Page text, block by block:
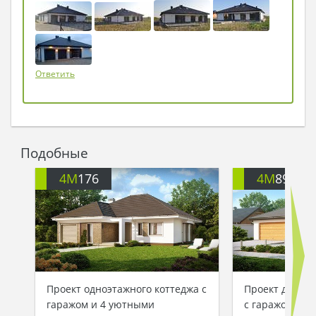
подмигнут садовые фонари, которые целый
день собирали солнышко, чтобы ночью наш
дом стал еще красивее…
Они переглянулись, не сговариваясь покинули
качелю и поехали в город, чтобы не
Ответить
Подобные
4M176
Проект одноэтажного коттеджа с
гаражом и 4 уютными
4M896
Проект дома
с гаражом